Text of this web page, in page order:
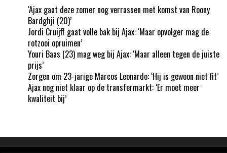
‘Ajax gaat deze zomer nog verrassen met komst van Roony
Bardghji (20)’
Jordi Cruijff gaat volle bak bij Ajax: ‘Maar opvolger mag de
rotzooi opruimen’
Youri Baas (23) mag weg bij Ajax: ‘Maar alleen tegen de juiste
prijs’
Zorgen om 23-jarige Marcos Leonardo: ‘Hij is gewoon niet fit’
Ajax nog niet klaar op de transfermarkt: ‘Er moet meer
kwaliteit bij’